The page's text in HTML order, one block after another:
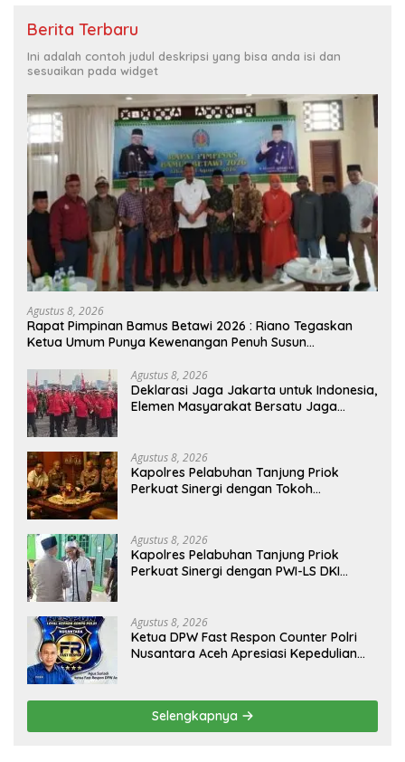
Berita Terbaru
Ini adalah contoh judul deskripsi yang bisa anda isi dan
sesuaikan pada widget
Agustus 8, 2026
Rapat Pimpinan Bamus Betawi 2026 : Riano Tegaskan
Ketua Umum Punya Kewenangan Penuh Susun
Agustus 8, 2026
Deklarasi Jaga Jakarta untuk Indonesia,
Elemen Masyarakat Bersatu Jaga
Agustus 8, 2026
Kapolres Pelabuhan Tanjung Priok
Perkuat Sinergi dengan Tokoh
Agustus 8, 2026
Kapolres Pelabuhan Tanjung Priok
Perkuat Sinergi dengan PWI-LS DKI
Agustus 8, 2026
Ketua DPW Fast Respon Counter Polri
Nusantara Aceh Apresiasi Kepedulian
Selengkapnya